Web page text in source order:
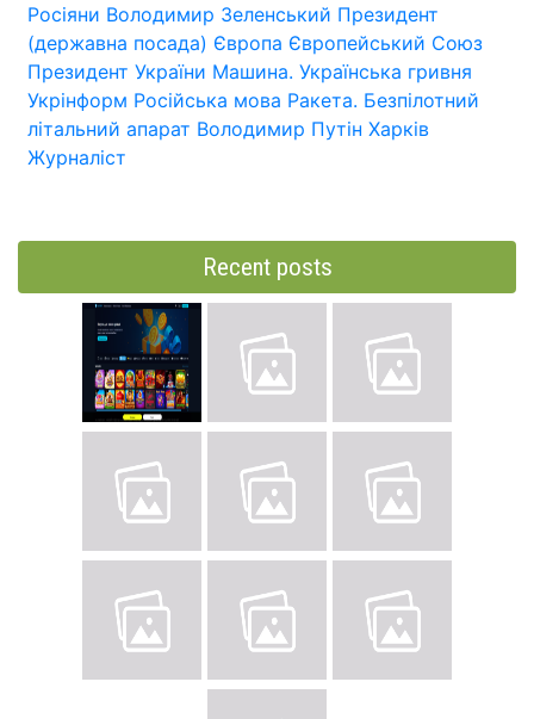
Росіяни Володимир Зеленський Президент
(державна посада) Європа Європейський Союз
Президент України Машина. Українська гривня
Укрінформ Російська мова Ракета. Безпілотний
літальний апарат Володимир Путін Харків
Журналіст
Recent posts